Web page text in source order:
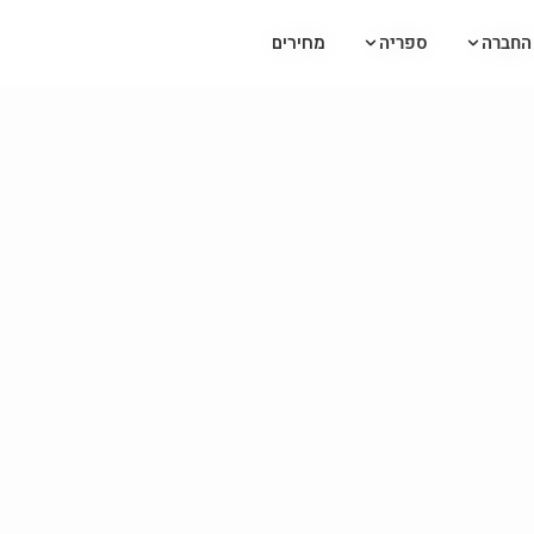
החברה ספריה מחירים החברה ספריה מחירים